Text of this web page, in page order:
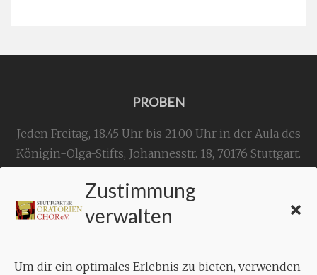
Zustimmung
verwalten
Um dir ein optimales Erlebnis zu bieten, verwenden
PROBEN
Jeden Freitag, 18.45 Uhr bis 21.00 Uhr in der Aula des
Königin-Olga-Stifts, Johannesstr. 18, 70176 Stuttgart.
KONTAKT
Geschäftsstelle:
Aixheimer Str. 18